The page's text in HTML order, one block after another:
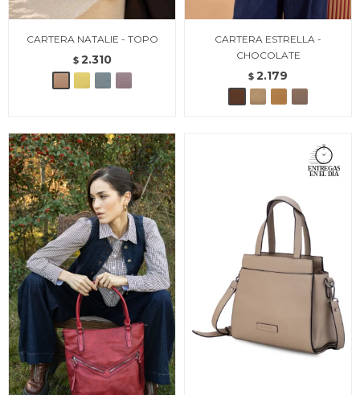
CARTERA NATALIE - TOPO
$ 2.310
CARTERA ESTRELLA -
CHOCOLATE
$ 2.179